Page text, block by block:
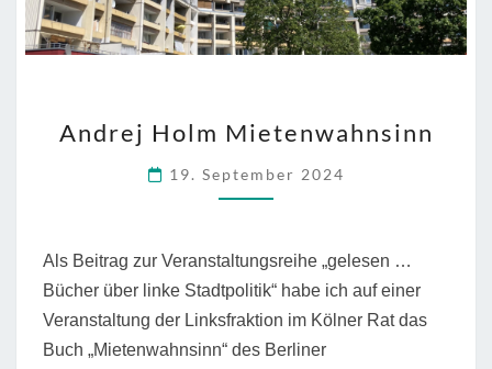
HOLM
Andrej Holm Mietenwahnsinn
19. September 2024
Als Beitrag zur Veranstaltungsreihe „gelesen …
Bücher über linke Stadtpolitik“ habe ich auf einer
Veranstaltung der Linksfraktion im Kölner Rat das
Buch „Mietenwahnsinn“ des Berliner